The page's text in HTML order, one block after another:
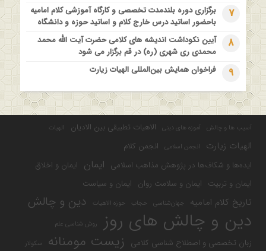
7
برگزاری دوره بلندمدت تخصصی و کارگاه آموزشی کلام امامیه
باحضور اساتید درس خارج کلام و اساتید حوزه و دانشگاه
8
آیین نکوداشت اندیشه های کلامی حضرت آیت الله محمد
محمدی ری شهری (ره) در قم برگزار می شود
9 فراخوان همایش بین‌المللی الهیات زیارت
آسیب ها و چالش آموزه های دینی الاهیات تطبیقی بین الادیان الهیات
الهیات زیارت انجمن اسلامی
انجمن کلام
ایده‌ها و شکاف‌ها در پژوهش مذاهب اسلامی ایمان ایمان و اخلاق
ایمان و تربیت ایمان و سلامت روان ایمان و سیاست
تاریخ کلام امامیه جهان‌شناسی حجاب حوزه الاهیات دین و چالش
دین و چالش های روز روش شناسی علم
زبان تخصصی و اصطلاح شناسی کلامی زیست مومنانه سکولار